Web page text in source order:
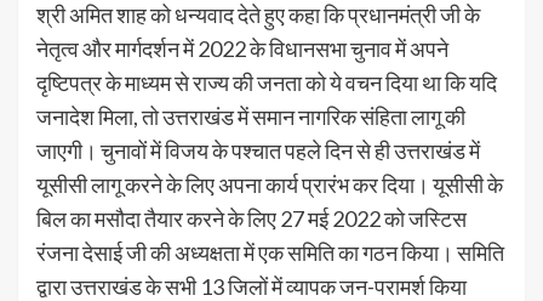
श्री अमित शाह को धन्यवाद देते हुए कहा कि प्रधानमंत्री जी के
नेतृत्व और मार्गदर्शन में 2022 के विधानसभा चुनाव में अपने
दृष्टिपत्र के माध्यम से राज्य की जनता को ये वचन दिया था कि यदि
जनादेश मिला, तो उत्तराखंड में समान नागरिक संहिता लागू की
जाएगी। चुनावों में विजय के पश्चात पहले दिन से ही उत्तराखंड में
यूसीसी लागू करने के लिए अपना कार्य प्रारंभ कर दिया। यूसीसी के
बिल का मसौदा तैयार करने के लिए 27 मई 2022 को जस्टिस
रंजना देसाई जी की अध्यक्षता में एक समिति का गठन किया। समिति
द्वारा उत्तराखंड के सभी 13 जिलों में व्यापक जन-परामर्श किया